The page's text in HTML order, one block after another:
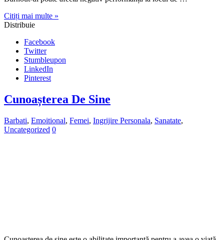
Citiți mai multe »
Distribuie
Facebook
Twitter
Stumbleupon
LinkedIn
Pinterest
Cunoașterea De Sine
Barbati, Emoitional, Femei, Ingrijire Personala, Sanatate,
Uncategorized 0